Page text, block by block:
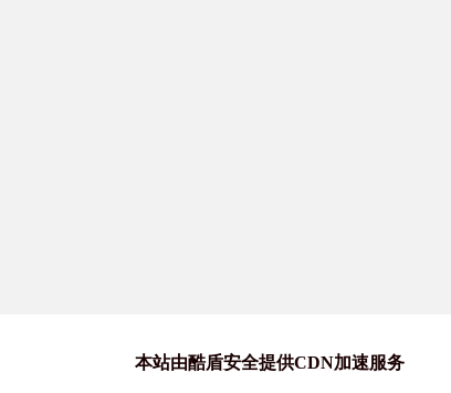
本站由酷盾安全提供CDN加速服务